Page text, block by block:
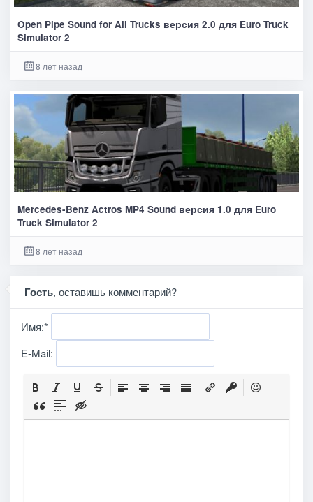
Open Pipe Sound for All Trucks версия 2.0 для Euro Truck
Simulator 2
8 лет назад
Mercedes-Benz Actros MP4 Sound версия 1.0 для Euro
Truck Simulator 2
8 лет назад
Гость, оставишь комментарий?
Имя:*
E-Mail: